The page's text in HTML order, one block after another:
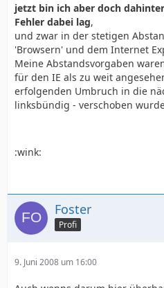
jetzt bin ich aber doch
Fehler dabei lag,
und zwar in der stetigen
'Browsern' und dem Internet
Meine Abstandsvorgaben
für den IE als zu weit
erfolgenden Umbruch in die
linksbündig - verschoben
:wink:
Foster
Profi
9. Juni 2008 um 16:00